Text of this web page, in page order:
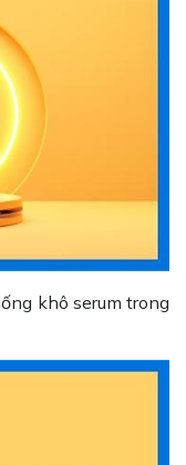
khô serum trong